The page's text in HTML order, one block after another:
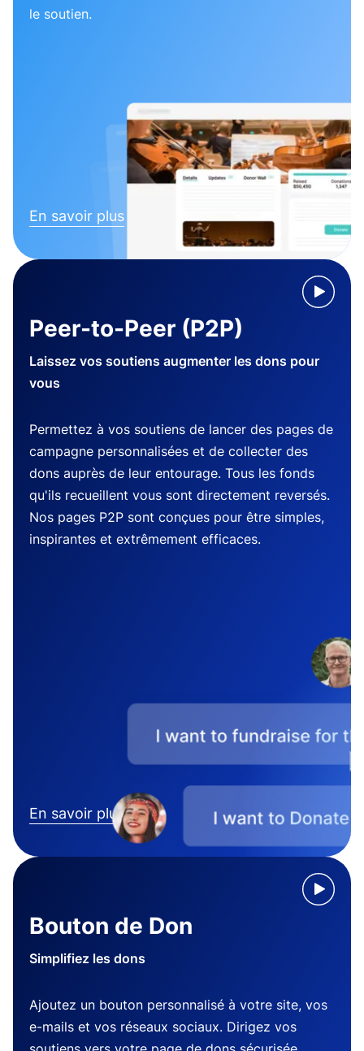
le soutien.
En savoir plus
Peer-to-Peer (P2P)
Laissez vos soutiens augmenter les dons pour
vous
Permettez à vos soutiens de lancer des pages de
campagne personnalisées et de collecter des
dons auprès de leur entourage. Tous les fonds
qu'ils recueillent vous sont directement reversés.
Nos pages P2P sont conçues pour être simples,
inspirantes et extrêmement efficaces.
En savoir plus
Bouton de Don
Simplifiez les dons
Ajoutez un bouton personnalisé à votre site, vos
e-mails et vos réseaux sociaux. Dirigez vos